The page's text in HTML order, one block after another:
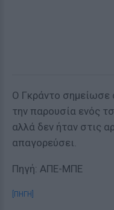
Ο Γκράντο σημείωσε
την παρουσία ενός
αλλά δεν ήταν στις
απαγορεύσει.
Πηγή: ΑΠΕ-ΜΠΕ
[ΠΗΓΗ]